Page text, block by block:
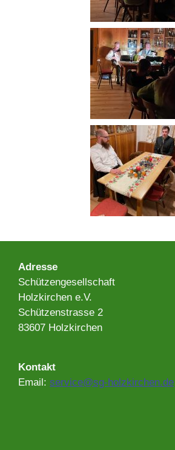
Adresse​
Schützengesellschaft
Holzkirchen e.V.
Schützenstrasse 2
83607 Holzkirchen
Kontakt
Email: service@sg-holzkirchen.de